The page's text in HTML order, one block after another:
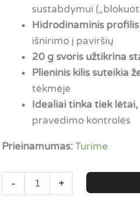
sustabdymui
Hidrodinaminis
išnirimo į paviršių
20 g svoris užtikrina
Plieninis kilis suteikia
tėkmėje
Idealiai tinka tiek
pravedimo kontrolės
Prieinamumas: Turime
-
produkto
kiekis:
+